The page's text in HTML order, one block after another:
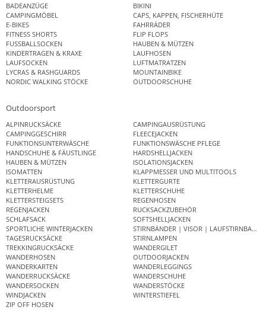
BADEANZÜGE
BIKINI
CAMPINGMÖBEL
CAPS, KAPPEN, FISCHERHÜTE
E-BIKES
FAHRRÄDER
FITNESS SHORTS
FLIP FLOPS
FUSSBALLSOCKEN
HAUBEN & MÜTZEN
KINDERTRAGEN & KRAXE
LAUFHOSEN
LAUFSOCKEN
LUFTMATRATZEN
LYCRAS & RASHGUARDS
MOUNTAINBIKE
NORDIC WALKING STÖCKE
OUTDOORSCHUHE
Outdoorsport
ALPINRUCKSÄCKE
CAMPINGAUSRÜSTUNG
CAMPINGGESCHIRR
FLEECEJACKEN
FUNKTIONSUNTERWÄSCHE
FUNKTIONSWÄSCHE PFLEGE
HANDSCHUHE & FÄUSTLINGE
HARDSHELLJACKEN
HAUBEN & MÜTZEN
ISOLATIONSJACKEN
ISOMATTEN
KLAPPMESSER UND MULTITOOLS
KLETTERAUSRÜSTUNG
KLETTERGURTE
KLETTERHELME
KLETTERSCHUHE
KLETTERSTEIGSETS
REGENHOSEN
REGENJACKEN
RUCKSACKZUBEHÖR
SCHLAFSACK
SOFTSHELLJACKEN
SPORTLICHE WINTERJACKEN
STIRNBÄNDER | VISOR | LAUFSTIRNBAND
TAGESRUCKSÄCKE
STIRNLAMPEN
TREKKINGRUCKSÄCKE
WANDERGILET
WANDERHOSEN
OUTDOORJACKEN
WANDERKARTEN
WANDERLEGGINGS
WANDERRUCKSÄCKE
WANDERSCHUHE
WANDERSOCKEN
WANDERSTÖCKE
WINDJACKEN
WINTERSTIEFEL
ZIP OFF HOSEN